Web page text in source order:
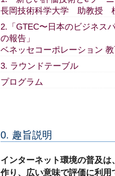
長岡技術科学大学 助教授
2.「GTEC〜日本のビジネス
の報告」
ベネッセコーポレーション
3. ラウンドテーブル
プログラム
0. 趣旨説明
インターネット環境の普及
作り、広い意味で評価に利